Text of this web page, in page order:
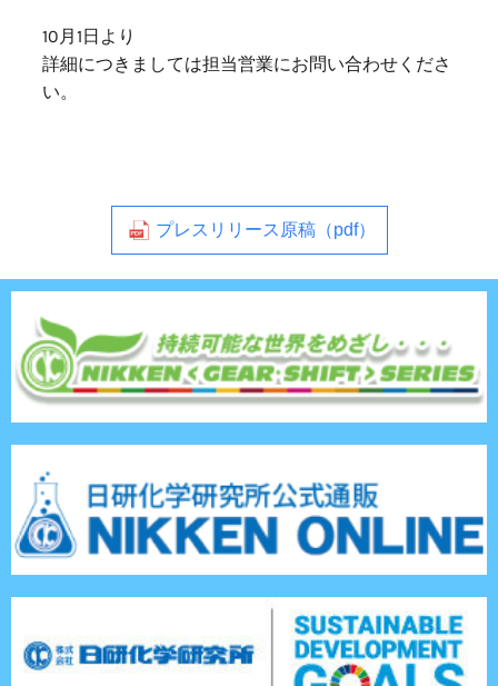
10月1日より
詳細につきましては担当営業にお問い合わせくださ
い。
プレスリリース原稿（pdf）